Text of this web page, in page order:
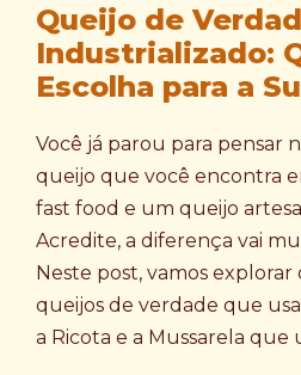
Queijo de
Industrializado:
Escolha para a
Você já parou para pensar
queijo que você encontra
fast food e um queijo
Acredite, a diferença vai
Neste post, vamos explorar
queijos de verdade que
a Ricota e a Mussarela que